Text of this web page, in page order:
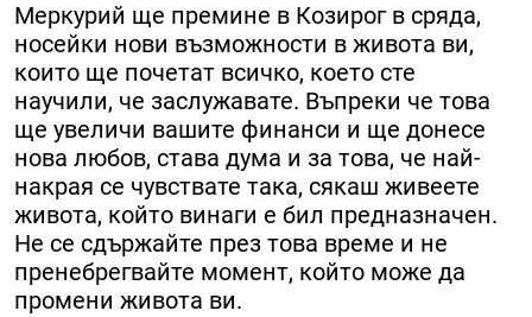
Меркурий ще премине в Козирог в сряда,
носейки нови възможности в живота ви,
които ще почетат всичко, което сте
научили, че заслужавате. Въпреки че това
ще увеличи вашите финанси и ще донесе
нова любов, става дума и за това, че най-
накрая се чувствате така, сякаш живеете
живота, който винаги е бил предназначен.
Не се сдържайте през това време и не
пренебрегвайте момент, който може да
промени живота ви.